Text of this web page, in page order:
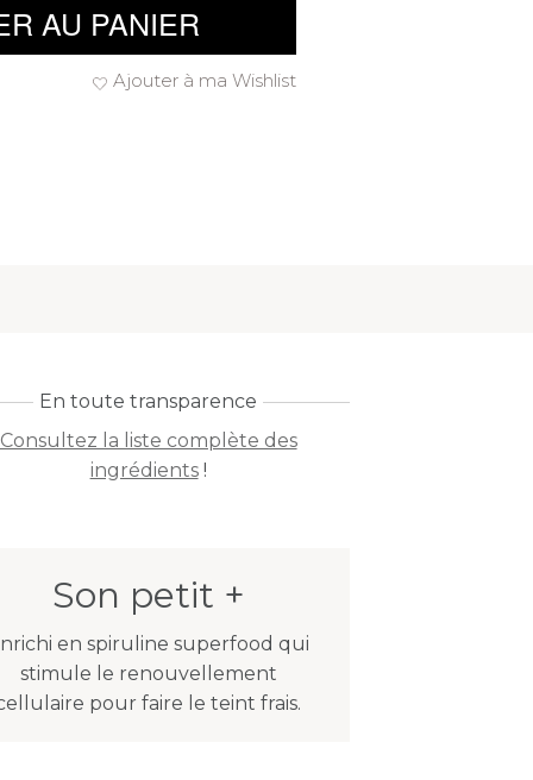
AU PANIER
Ajouter à ma Wishlist
En toute transparence
Consultez la liste complète des
ingrédients!
Son petit +
en spiruline superfood qui
stimule le renouvellement
pour faire le teint frais.